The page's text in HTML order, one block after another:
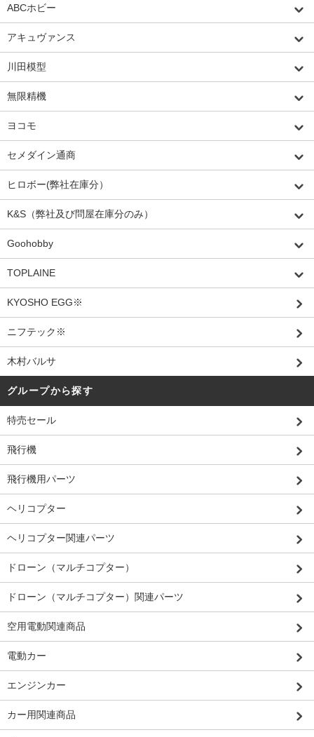
ABCホビー
アキュヴァンス
川田模型
無限精機
ヨコモ
セメダイン通商
ヒロボー(弊社在庫分）
K&S（弊社及び問屋在庫分のみ）
Goohobby
TOPLAINE
KYOSHO EGG※
ニフテック※
木村バルサ
グループから探す
特売セール
飛行機
飛行機用パーツ
ヘリコプター
ヘリコプター関連パーツ
ドローン（マルチコプター）
ドローン（マルチコプター）関連パーツ
空用電動関連商品
電動カー
エンジンカー
カー用関連商品